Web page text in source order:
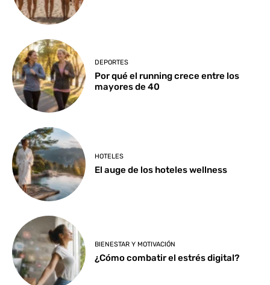
DEPORTES
Por qué el running crece entre los
mayores de 40
HOTELES
El auge de los hoteles wellness
BIENESTAR Y MOTIVACIÓN
¿Cómo combatir el estrés digital?